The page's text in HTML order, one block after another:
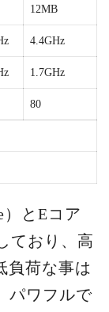
12MB
4.4GHz
1.7GHz
80
）とEコア
ており、高
負荷な事は
パワフルで